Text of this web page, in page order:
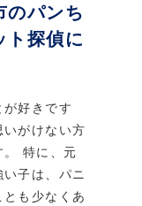
のパンち
ト探偵に
好きです
がけない方
。 特に、元
子は、パニ
も少なくあ